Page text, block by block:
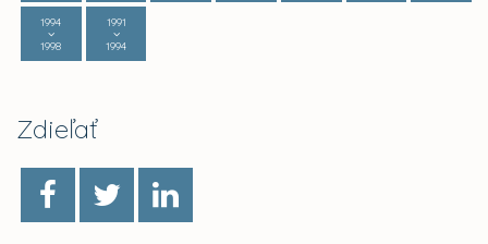
1994
1998
1991
1994
Zdieľať